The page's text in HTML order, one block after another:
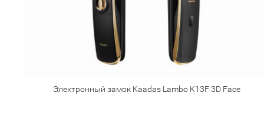
Электронный замок Kaadas Lambo K13F 3D Face